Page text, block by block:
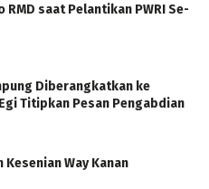
saat Pelantikan PWRI Se-
Diberangkatkan ke
Titipkan Pesan Pengabdian
Kesenian Way Kanan